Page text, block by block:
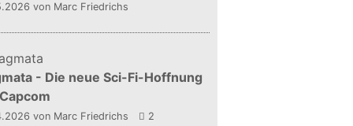
von Marc Friedrichs
- Die neue Sci-Fi-Hoffnung
von Marc Friedrichs 2